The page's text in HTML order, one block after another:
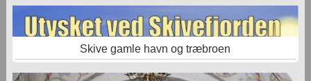
Skive gamle havn og træbroen